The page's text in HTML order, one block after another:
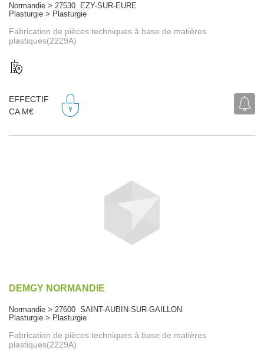
Normandie > 27530 EZY-SUR-EURE
Plasturgie > Plasturgie
Fabrication de pièces techniques à base de matières
plastiques(2229A)
EFFECTIF
CA M€
DEMGY NORMANDIE
Normandie > 27600 SAINT-AUBIN-SUR-GAILLON
Plasturgie > Plasturgie
Fabrication de pièces techniques à base de matières
plastiques(2229A)